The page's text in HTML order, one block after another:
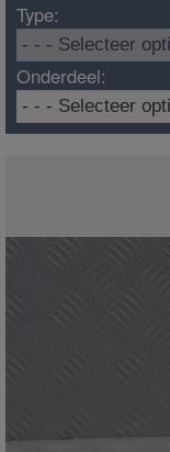
Type:
Onderdeel: